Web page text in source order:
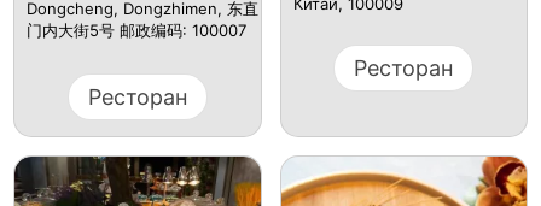
Dongcheng, Dongzhimen, 东直
门内大街5号 邮政编码: 100007
Ресторан
Ресторан